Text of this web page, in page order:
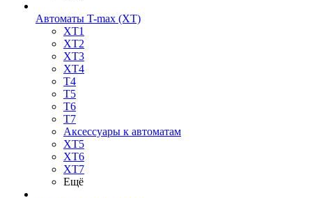
Автоматы T-max (XT)
XT1
XT2
XT3
XT4
T4
T5
T6
T7
Аксессуары к автоматам
XT5
XT6
XT7
Ещё